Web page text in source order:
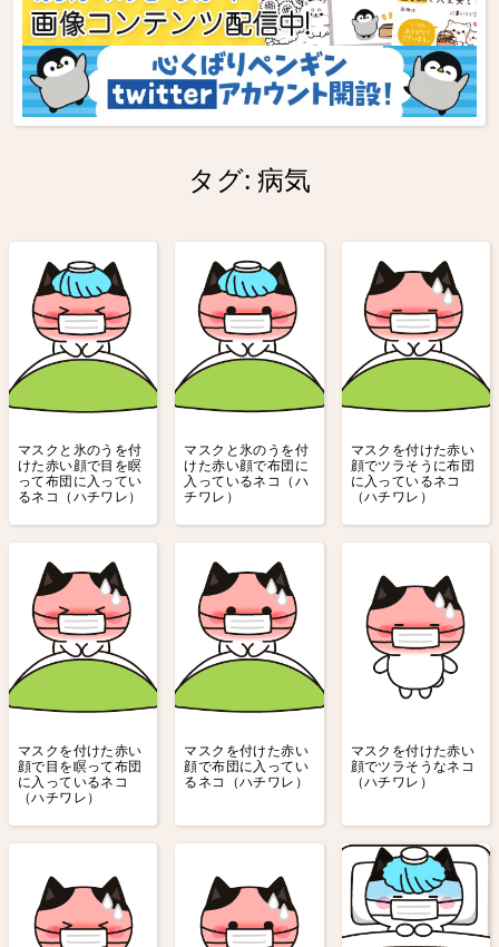
タグ: 病気
マスクと氷のうを付
けた赤い顔で目を瞑
って布団に入ってい
るネコ（ハチワレ）
マスクと氷のうを付
けた赤い顔で布団に
入っているネコ（ハ
チワレ）
マスクを付けた赤い
顔でツラそうに布団
に入っているネコ
（ハチワレ）
マスクを付けた赤い
顔で目を瞑って布団
に入っているネコ
（ハチワレ）
マスクを付けた赤い
顔で布団に入ってい
るネコ（ハチワレ）
マスクを付けた赤い
顔でツラそうなネコ
（ハチワレ）